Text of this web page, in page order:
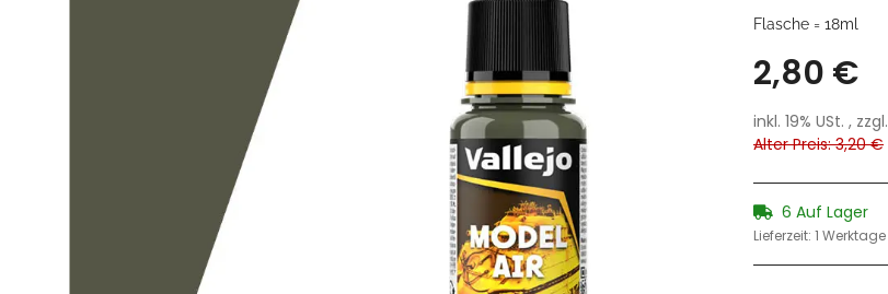
Flasche = 18ml
2,80 €
inkl. 19% USt. , zzgl.
Alter Preis: 3,20 €
6 Auf Lager
Lieferzeit: 1 Werktage